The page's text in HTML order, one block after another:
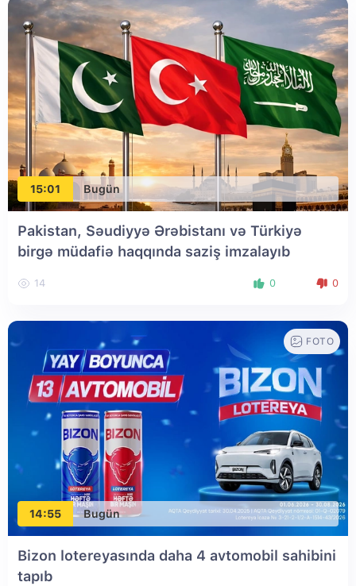
15:01 Bugün
Pakistan, Səudiyyə Ərəbistanı və Türkiyə
birgə müdafiə haqqında saziş imzalayıb
14 0 0
14:55 Bugün
FOTO
Bizon lotereyasında daha 4 avtomobil sahibini
tapıb